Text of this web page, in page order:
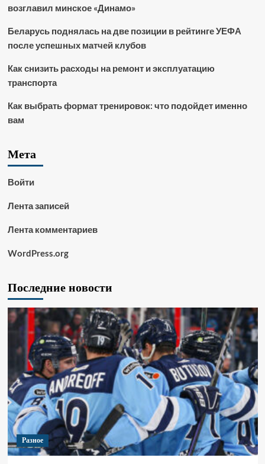
возглавил минское «Динамо»
Беларусь поднялась на две позиции в рейтинге УЕФА
после успешных матчей клубов
Как снизить расходы на ремонт и эксплуатацию
транспорта
Как выбрать формат тренировок: что подойдет именно
вам
Мета
Войти
Лента записей
Лента комментариев
WordPress.org
Последние новости
Разное